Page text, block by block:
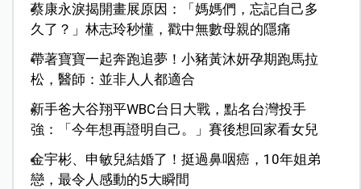
蔡康永淚揭開畫展原因：「媽媽們，忘記自己多
久了？」林志玲秒懂，戳中無數母親的隱痛
帶著寶寶一起奔跑追夢！小豬黃沐妍孕期跑馬拉
松，醫師：並非人人都適合
新手爸大谷翔平WBC台日大戰，點名台灣投手
強：「今年想再證明自己。」賽後想回家看女兒
金宇彬、申敏兒結婚了！挺過鼻咽癌，10年姐弟
戀，最令人感動的5大瞬間